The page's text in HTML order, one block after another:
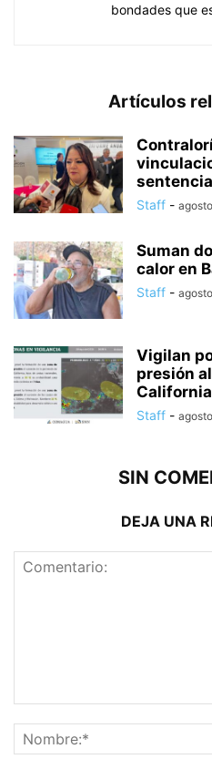
bondades que
Artículos
Staff -
Suman
calor en
Staff -
Vigilan
presión
Staff -
SIN
DEJA UNA